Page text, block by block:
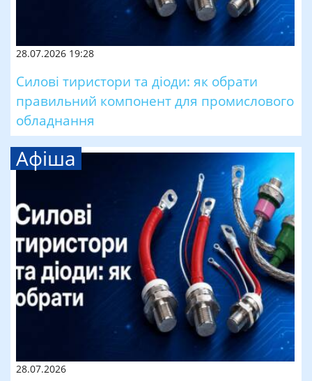
28.07.2026 19:28
Силові тиристори та діоди: як обрати
правильний компонент для промислового
обладнання
Афіша
28.07.2026